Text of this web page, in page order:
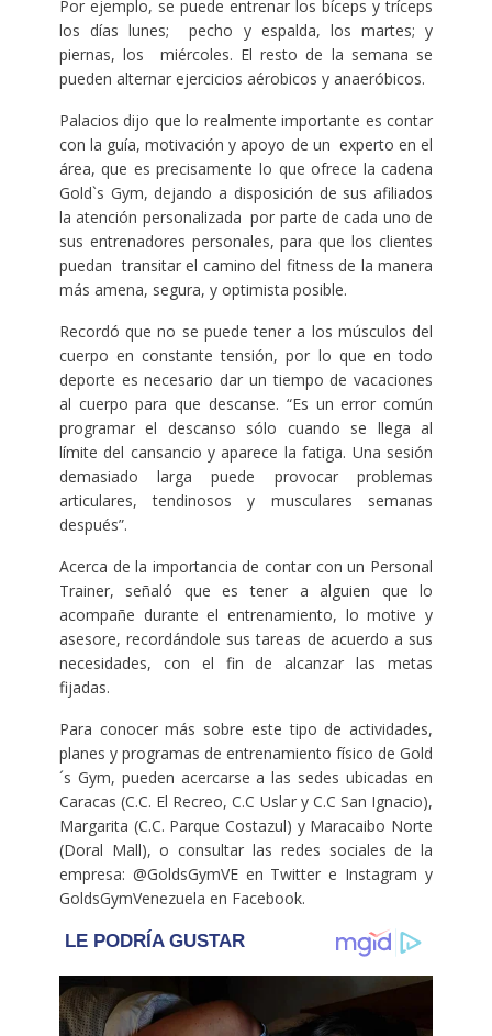
Por ejemplo, se puede entrenar los bíceps y tríceps
los días lunes; pecho y espalda, los martes; y
piernas, los miércoles. El resto de la semana se
pueden alternar ejercicios aérobicos y anaeróbicos.
Palacios dijo que lo realmente importante es contar
con la guía, motivación y apoyo de un experto en el
área, que es precisamente lo que ofrece la cadena
Gold`s Gym, dejando a disposición de sus afiliados
la atención personalizada por parte de cada uno de
sus entrenadores personales, para que los clientes
puedan transitar el camino del fitness de la manera
más amena, segura, y optimista posible.
Recordó que no se puede tener a los músculos del
cuerpo en constante tensión, por lo que en todo
deporte es necesario dar un tiempo de vacaciones
al cuerpo para que descanse. “Es un error común
programar el descanso sólo cuando se llega al
límite del cansancio y aparece la fatiga. Una sesión
demasiado larga puede provocar problemas
articulares, tendinosos y musculares semanas
después”.
Acerca de la importancia de contar con un Personal
Trainer, señaló que es tener a alguien que lo
acompañe durante el entrenamiento, lo motive y
asesore, recordándole sus tareas de acuerdo a sus
necesidades, con el fin de alcanzar las metas
fijadas.
Para conocer más sobre este tipo de actividades,
planes y programas de entrenamiento físico de Gold
´s Gym, pueden acercarse a las sedes ubicadas en
Caracas (C.C. El Recreo, C.C Uslar y C.C San Ignacio),
Margarita (C.C. Parque Costazul) y Maracaibo Norte
(Doral Mall), o consultar las redes sociales de la
empresa: @GoldsGymVE en Twitter e Instagram y
GoldsGymVenezuela en Facebook.